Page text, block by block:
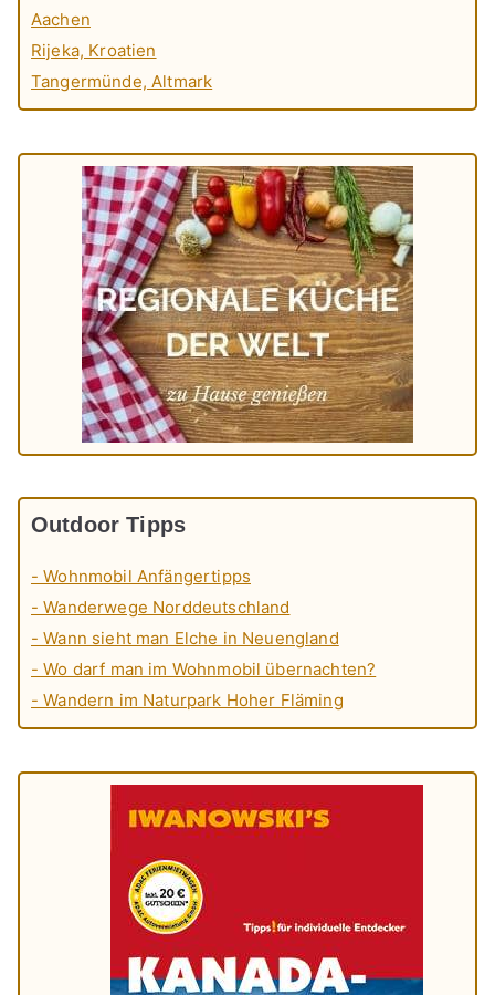
Aachen
Rijeka, Kroatien
Tangermünde, Altmark
Outdoor Tipps
- Wohnmobil Anfängertipps
- Wanderwege Norddeutschland
- Wann sieht man Elche in Neuengland
- Wo darf man im Wohnmobil übernachten?
- Wandern im Naturpark Hoher Fläming